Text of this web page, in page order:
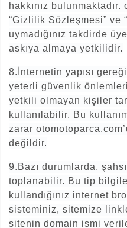
hakkınız
“Gizlilik Sözleşmesi” ve
uymadığınız takdirde
askıya almaya yetkilidir.
8.İnternetin yapısı
yeterli güvenlik
yetkili olmayan kişiler
kullanılabilir. Bu
zarar
değildir.
9.Bazı durumlarda,
toplanabilir. Bu tip
kullandığınız internet
sisteminiz, sitemize
sitenin domain ismi